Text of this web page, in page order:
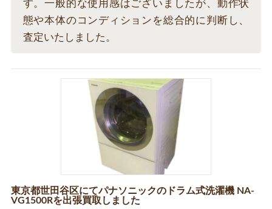
す。一般的な使用感はございましたが、動作状
態や本体のコンディションを総合的に判断し、
査定いたしました。
東京都世田谷区にてパナソニックのドラム式洗濯機 NA-
VG1500Rを出張買取しました